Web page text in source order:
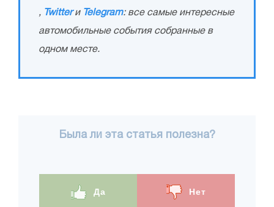
, Twitterи Telegram: все самые интересные
автомобильные события собранные в
одном месте.
Была ли эта статья полезна?
Да Нет